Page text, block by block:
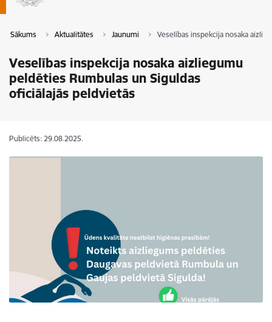
Sākums Aktualitātes Jaunumi Veselības inspekcija nosaka
Veselības inspekcija nosaka aizliegumu
peldēties Rumbulas un Siguldas
oficiālajās peldvietās
Publicēts: 29.08.2025.